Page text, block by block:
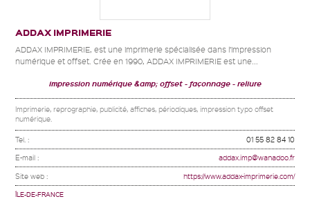
ADDAX IMPRIMERIE
ADDAX IMPRIMERIE, est une imprimerie spécialisée dans l’impression
numérique et offset. Crée en 1990, ADDAX IMPRIMERIE est une...
impression numérique &amp; offset façonnage reliure
Imprimerie, reprographie, publicité, affiches, périodiques, impression typo offset
numérique.
Tel. : 01 55 82 84 10
E-mail : addax.imp@wanadoo.fr
Site web : https://www.addax-imprimerie.com/
ÎLE-DE-FRANCE